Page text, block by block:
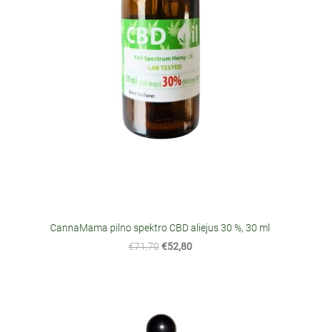
CannaMama pilno spektro CBD aliejus 30 %, 30 ml
€71,70 €52,80